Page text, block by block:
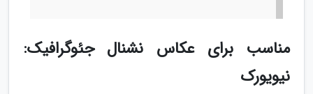
مناسب برای عکاس نشنال جئوگرافیک:
نیویورک